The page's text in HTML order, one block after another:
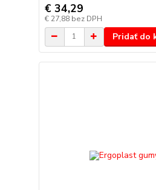
€ 34,29
€ 27,88 bez DPH
Pridať do